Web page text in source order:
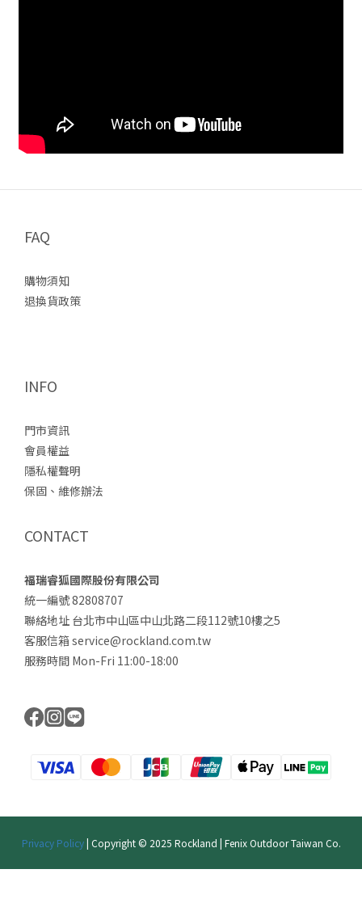
FAQ
購物須知
退換貨政策
INFO
門市資訊
會員權益
隱私權聲明
保固、維修辦法
CONTACT
福瑞睿狐國際股份有限公司
統一編號 82808707
聯絡地址 台北市中山區中山北路二段112號10樓之5
客服信箱 service@rockland.com.tw
服務時間 Mon-Fri 11:00-18:00
Privacy Policy| Copyright © 2025 Rockland | Fenix Outdoor Taiwan Co.